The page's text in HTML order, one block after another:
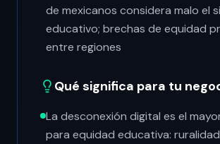
de mexicanos considera malo el
educativo; brechas de equidad
entre regiones
Qué significa para tu
La desconexión digital es el
para equidad educativa: